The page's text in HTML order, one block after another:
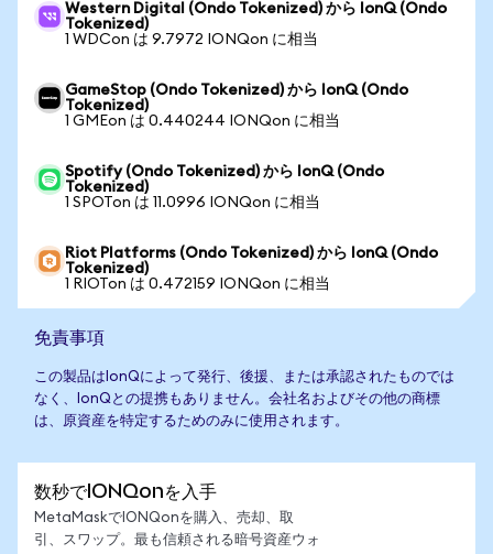
Western Digital (Ondo Tokenized) から IonQ (Ondo
Tokenized)
1 WDCon は 9.7972 IONQon に相当
GameStop (Ondo Tokenized) から IonQ (Ondo
Tokenized)
1 GMEon は 0.440244 IONQon に相当
Spotify (Ondo Tokenized) から IonQ (Ondo
Tokenized)
1 SPOTon は 11.0996 IONQon に相当
Riot Platforms (Ondo Tokenized) から IonQ (Ondo
Tokenized)
1 RIOTon は 0.472159 IONQon に相当
免責事項
この製品はIonQによって発行、後援、または承認されたものでは
なく、IonQとの提携もありません。会社名およびその他の商標
は、原資産を特定するためのみに使用されます。
数秒でIONQonを入手
MetaMaskでIONQonを購入、売却、取
引、スワップ。最も信頼される暗号資産ウォ